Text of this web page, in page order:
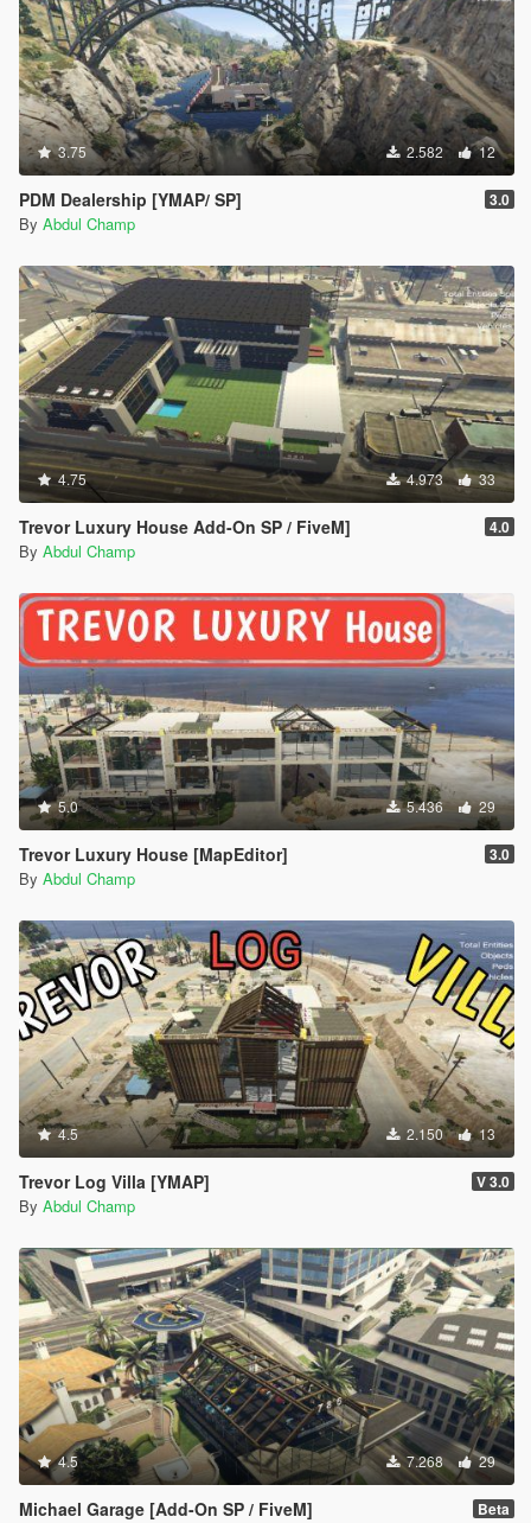
3.75 2.582 12
PDM Dealership [YMAP/ SP] 3.0
By Abdul Champ
4.75 4.973 33
Trevor Luxury House Add-On SP / FiveM] 4.0
By Abdul Champ
5.0 5.436 29
Trevor Luxury House [MapEditor] 3.0
By Abdul Champ
4.5 2.150 13
Trevor Log Villa [YMAP] V 3.0
By Abdul Champ
4.5 7.268 29
Michael Garage [Add-On SP / FiveM] Beta